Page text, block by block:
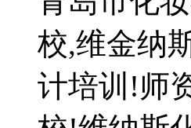
校,维金纳
计培训!师